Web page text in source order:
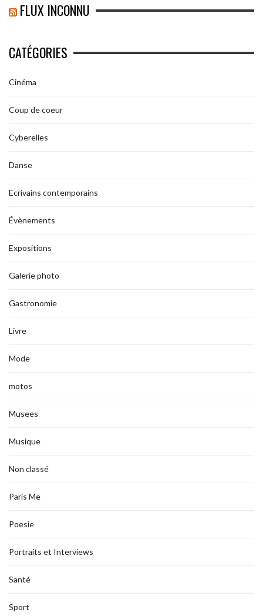
FLUX INCONNU
CATÉGORIES
Cinéma
Coup de coeur
Cyberelles
Danse
Ecrivains contemporains
Évènements
Expositions
Galerie photo
Gastronomie
Livre
Mode
motos
Musees
Musique
Non classé
Paris Me
Poesie
Portraits et Interviews
Santé
Sport